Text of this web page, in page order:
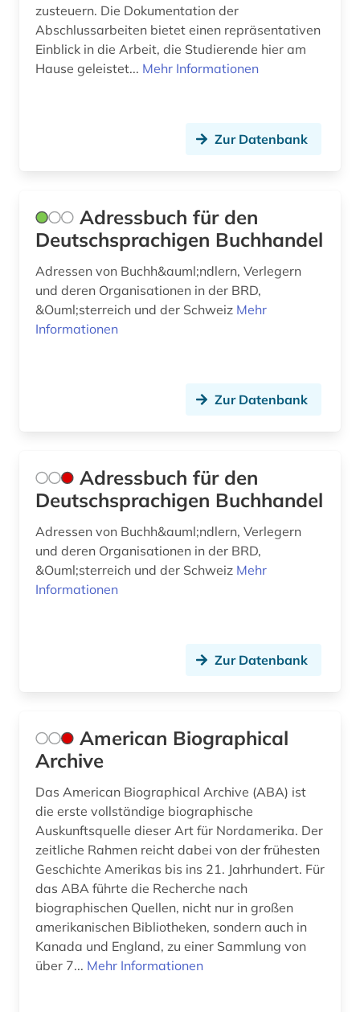
bildungsgeschichte (1)
bildungswesen (1)
biografie (2)
bosnien-herzegowina (1)
branchenbuch (1)
bremen (1)
brief (1)
briefe (1)
buch (13)
buchbesitz (1)
buchdruck (9)
buchdrucker (3)
buchgeschichte &amp;lt;fach&amp;gt; (1)
buchgestaltung (1)
buchhändler (1)
buchkunde (1)
buchkunst (2)
buchmalerei (3)
buchproduktion (1)
buchrolle (1)
zusteuern. Die Dokumentation der
Abschlussarbeiten bietet einen repräsentativen
Einblick in die Arbeit, die Studierende hier am
Hause geleistet... Mehr Informationen
Zur Datenbank
Adressbuch für den
Deutschsprachigen Buchhandel
Adressen von Buchh&auml;ndlern, Verlegern
und deren Organisationen in der BRD,
&Ouml;sterreich und der Schweiz Mehr
Informationen
Zur Datenbank
Adressbuch für den
Deutschsprachigen Buchhandel
Adressen von Buchh&auml;ndlern, Verlegern
und deren Organisationen in der BRD,
&Ouml;sterreich und der Schweiz Mehr
Informationen
Zur Datenbank
American Biographical
Archive
Das American Biographical Archive (ABA) ist
die erste vollständige biographische
Auskunftsquelle dieser Art für Nordamerika. Der
zeitliche Rahmen reicht dabei von der frühesten
Geschichte Amerikas bis ins 21. Jahrhundert. Für
das ABA führte die Recherche nach
biographischen Quellen, nicht nur in großen
amerikanischen Bibliotheken, sondern auch in
Kanada und England, zu einer Sammlung von
über 7... Mehr Informationen